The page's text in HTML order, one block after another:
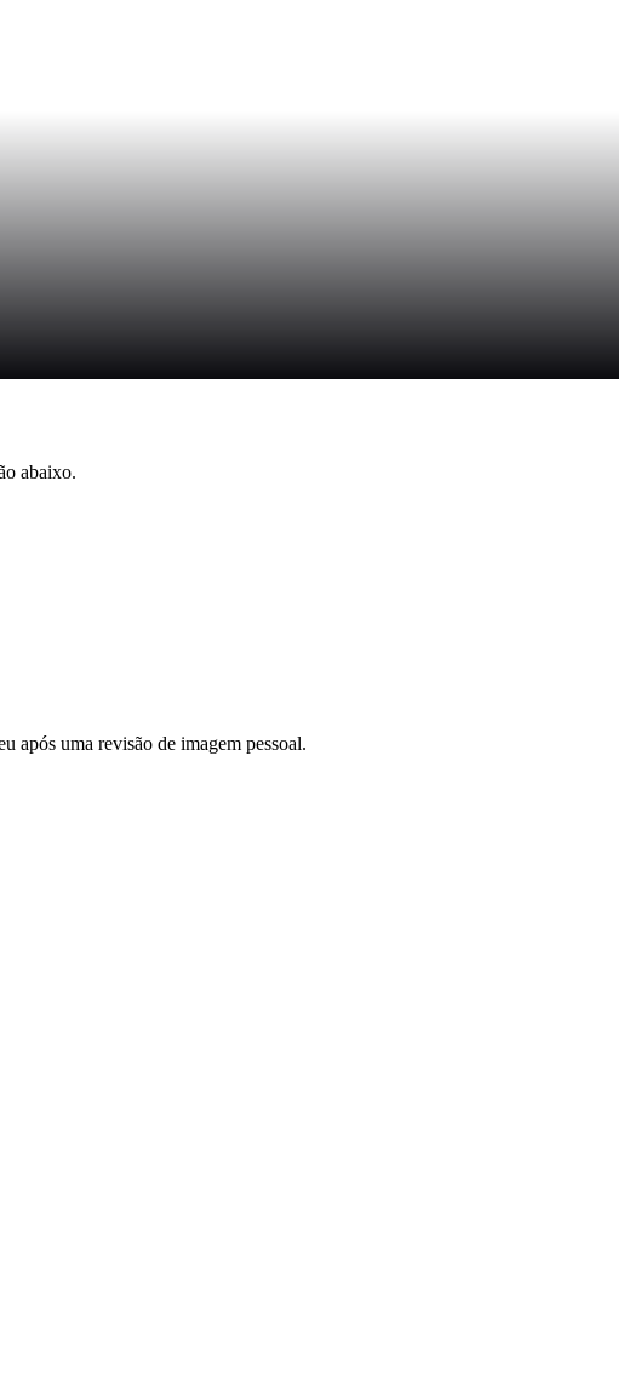
abaixo.
após uma revisão de imagem pessoal.